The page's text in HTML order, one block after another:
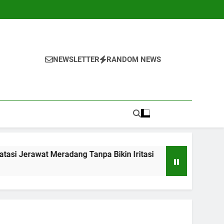
NEWSLETTER RANDOM NEWS
Tanpa Bikin Iritasi
1 Tahun Ago